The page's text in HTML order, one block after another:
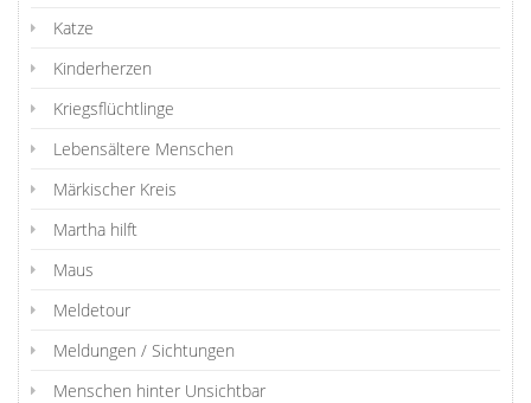
Katze
Kinderherzen
Kriegsflüchtlinge
Lebensältere Menschen
Märkischer Kreis
Martha hilft
Maus
Meldetour
Meldungen / Sichtungen
Menschen hinter Unsichtbar